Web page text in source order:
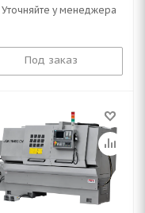
Уточняйте у менеджера
Под заказ